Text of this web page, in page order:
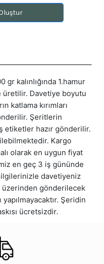
gr kalınlığında 1.hamur
Davetiye boyutu
katlama kırımları
Şeritlerin
etiketler hazır gönderilir.
Kargo
olarak en uygun fiyat
en geç 3 iş gününde
davetiyeniz
üzerinden gönderilecek
yapılmayacaktır. Şeridin
ücretsizdir.